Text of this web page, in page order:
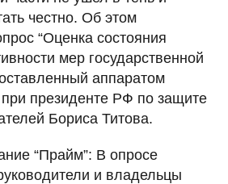
честно. Об этом
“Оценка состояния
мер государственной
аппаратом
президенте РФ по защите
Бориса Титова.
“Прайм”: В опросе
и владельцы